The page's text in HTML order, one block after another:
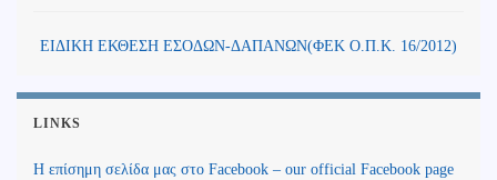
ΕΙΔΙΚΗ ΕΚΘΕΣΗ ΕΣΟΔΩΝ-ΔΑΠΑΝΩΝ(ΦΕΚ Ο.Π.Κ. 16/2012)
LINKS
Η επίσημη σελίδα μας στο Facebook – our official Facebook page